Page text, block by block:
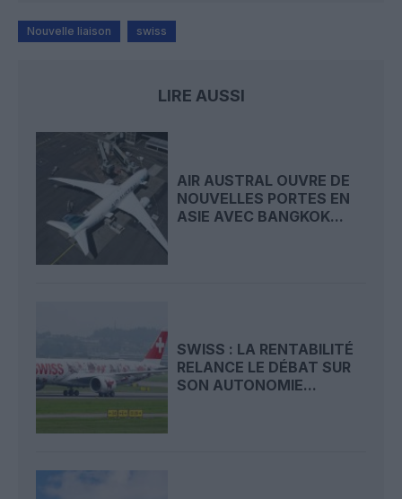
Nouvelle liaison swiss
LIRE AUSSI
AIR AUSTRAL OUVRE DE
NOUVELLES PORTES EN
ASIE AVEC BANGKOK...
SWISS : LA RENTABILITÉ
RELANCE LE DÉBAT SUR
SON AUTONOMIE...